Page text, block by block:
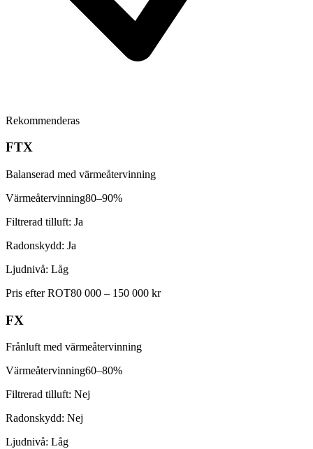
Rekommenderas
FTX
Balanserad med värmeåtervinning
Värmeåtervinning80–90%
Filtrerad tilluft: Ja
Radonskydd: Ja
Ljudnivå: Låg
Pris efter ROT80 000 – 150 000 kr
FX
Frånluft med värmeåtervinning
Värmeåtervinning60–80%
Filtrerad tilluft: Nej
Radonskydd: Nej
Ljudnivå: Låg